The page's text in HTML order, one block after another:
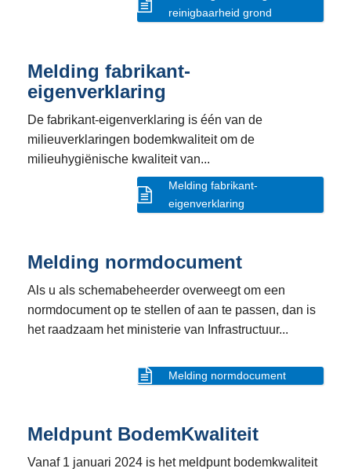
reinigbaarheid grond
Melding fabrikant-
eigenverklaring
De fabrikant-eigenverklaring is één van de
milieuverklaringen bodemkwaliteit om de
milieuhygiënische kwaliteit van...
Melding fabrikant-
eigenverklaring
Melding normdocument
Als u als schemabeheerder overweegt om een
normdocument op te stellen of aan te passen, dan is
het raadzaam het ministerie van Infrastructuur...
Melding normdocument
Meldpunt BodemKwaliteit
Vanaf 1 januari 2024 is het meldpunt bodemkwaliteit